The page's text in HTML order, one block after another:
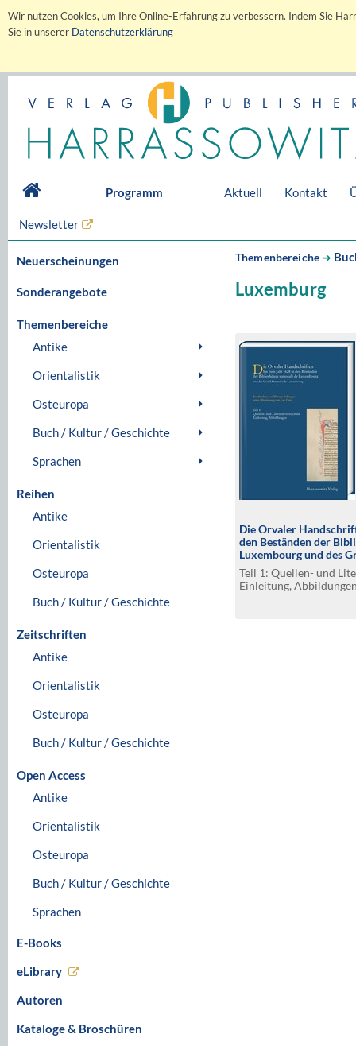
Wir nutzen Cookies, um Ihre Online-Erfahrung zu verbessern. Indem Sie
Sie in unserer Datenschutzerklärung
Programm Aktuell Kontakt
Newsletter
Neuerscheinungen
Sonderangebote
Themenbereiche
Antike
Orientalistik
Osteuropa
Buch / Kultur / Geschichte
Sprachen
Reihen
Antike
Orientalistik
Osteuropa
Buch / Kultur / Geschichte
Zeitschriften
Antike
Orientalistik
Osteuropa
Buch / Kultur / Geschichte
Open Access
Antike
Orientalistik
Osteuropa
Buch / Kultur / Geschichte
Sprachen
E-Books
eLibrary
Autoren
Kataloge & Broschüren
Themenbereiche➔
Luxemburg
Die Orvaler
den Beständen der
Luxembourg und des
Luxembourg
Teil 1: Quellen- und
Einleitung,